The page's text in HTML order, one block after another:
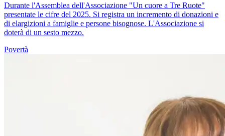
Durante l'Assemblea dell'Associazione "Un cuore a Tre Ruote"
presentate le cifre del 2025. Si registra un incremento di donazioni e
di elargizioni a famiglie e persone bisognose. L'Associazione si
doterà di un sesto mezzo.
Povertà